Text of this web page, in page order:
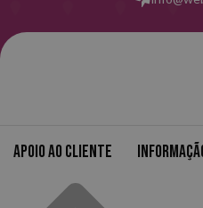
Apoio ao cliente